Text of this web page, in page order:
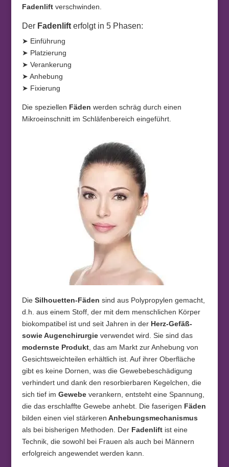
Fadenliftverschwinden.
Der Fadenlifterfolgt in 5 Phasen:
➤ Einführung
➤ Platzierung
➤ Verankerung
➤ Anhebung
➤ Fixierung
Die speziellen Fäden werden schräg durch einen
Mikroeinschnitt im Schläfenbereich eingeführt.
Die Silhouetten-Fäden sind aus Polypropylen gemacht,
d.h. aus einem Stoff, der mit dem menschlichen Körper
biokompatibel ist und seit Jahren in derHerz-Gefäß-
sowie Augenchirurgieverwendet wird. Sie sind das
modernste Produkt, das am Markt zur Anhebung von
Gesichtsweichteilen erhältlich ist. Auf ihrer Oberfläche
gibt es keine Dornen, was die Gewebebeschädigung
verhindert und dank den resorbierbaren Kegelchen, die
sich tief im Gewebeverankern, entsteht eine Spannung,
die das erschlaffte Gewebe anhebt. Die faserigen Fäden
bilden einen viel stärkeren Anhebungsmechanismus
als bei bisherigen Methoden. Der Fadenliftist eine
Technik, die sowohl bei Frauen als auch bei Männern
erfolgreich angewendet werden kann.